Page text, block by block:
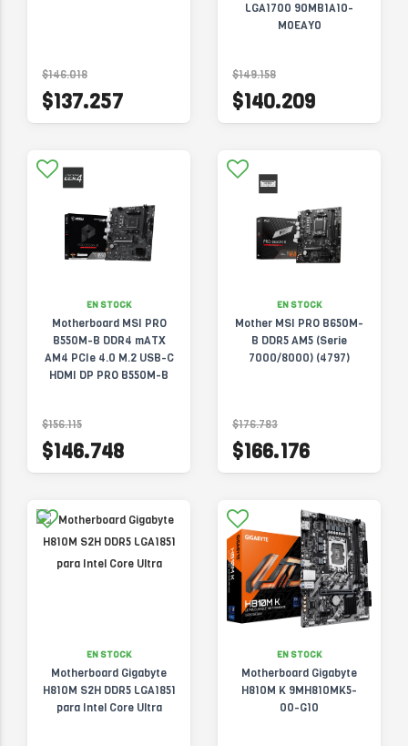
$146.018
$137.257
LGA1700 90MB1A10-
M0EAY0
$149.158
$140.209
EN STOCK
Motherboard MSI PRO
B550M-B DDR4 mATX
AM4 PCIe 4.0 M.2 USB-C
HDMI DP PRO B550M-B
$156.115
$146.748
EN STOCK
Mother MSI PRO B650M-
B DDR5 AM5 (Serie
7000/8000) (4797)
$176.783
$166.176
EN STOCK
Motherboard Gigabyte
H810M S2H DDR5 LGA1851
para Intel Core Ultra
EN STOCK
Motherboard Gigabyte
H810M K 9MH810MK5-
00-G10